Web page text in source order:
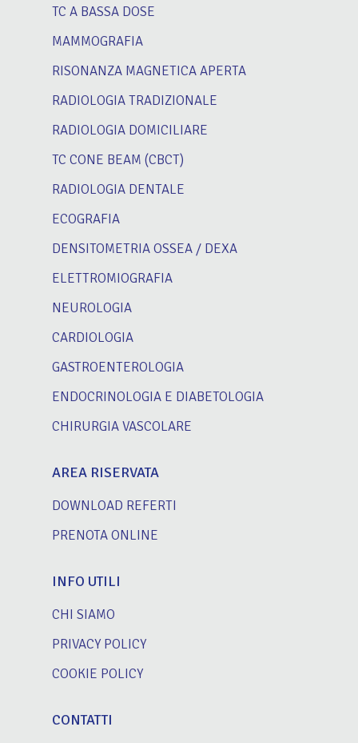
TC A BASSA DOSE
MAMMOGRAFIA
RISONANZA MAGNETICA APERTA
RADIOLOGIA TRADIZIONALE
RADIOLOGIA DOMICILIARE
TC CONE BEAM (CBCT)
RADIOLOGIA DENTALE
ECOGRAFIA
DENSITOMETRIA OSSEA / DEXA
ELETTROMIOGRAFIA
NEUROLOGIA
CARDIOLOGIA
GASTROENTEROLOGIA
ENDOCRINOLOGIA E DIABETOLOGIA
CHIRURGIA VASCOLARE
AREA RISERVATA
DOWNLOAD REFERTI
PRENOTA ONLINE
INFO UTILI
CHI SIAMO
PRIVACY POLICY
COOKIE POLICY
CONTATTI